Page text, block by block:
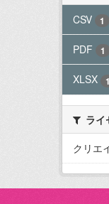
CSV
1
PDF 1
XLSX 1
ライ
クリエ